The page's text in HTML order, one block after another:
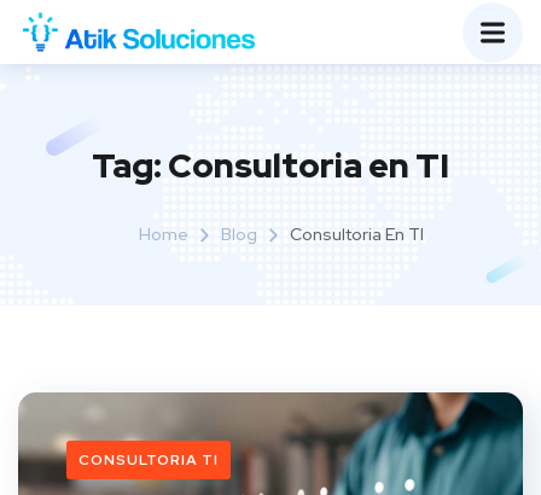
Tag:Consultoria en TI
Home Blog Consultoria En TI
CONSULTORIA TI